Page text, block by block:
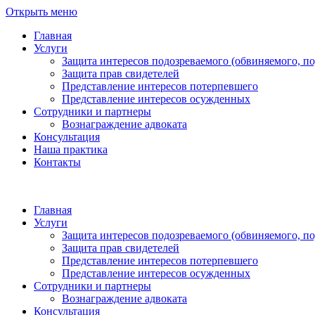
Открыть меню
Главная
Услуги
Защита интересов подозреваемого (обвиняемого,
Защита прав свидетелей
Представление интересов потерпевшего
Представление интересов осужденных
Сотрудники и партнеры
Вознаграждение адвоката
Консультация
Наша практика
Контакты
Главная
Услуги
Защита интересов подозреваемого (обвиняемого,
Защита прав свидетелей
Представление интересов потерпевшего
Представление интересов осужденных
Сотрудники и партнеры
Вознаграждение адвоката
Консультация